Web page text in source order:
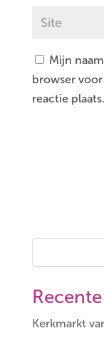
Mijn
browser
reactie plaats.
Kerkmarkt